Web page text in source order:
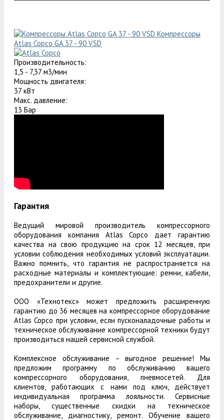
Компрессоры
Atlas Copco GA 37 - 90 VSD
Производительность:
1,5 - 7,37 м3/мин
Мощность двигателя:
37 кВт
Макс. давление:
13 Бар
Гарантия
Ведущий мировой производитель компрессорного
оборудования компания Atlas Copco дает гарантию
качества на свою продукцию на срок 12 месяцев, при
условии соблюдения необходимых условий эксплуатации.
Важно помнить, что гарантия не распространяется на
расходные материалы и комплектующие: ремни, кабели,
предохранители и другие.
ООО «Технотекс» может предложить расширенную
гарантию до 36 месяцев на компрессорное оборудование
Atlas Copco при условии, если пусконаладочные работы и
техническое обслуживание компрессорной техники будут
производиться нашей сервисной службой.
Комплексное обслуживание – выгодное решение! Мы
предложим программу по обслуживанию вашего
компрессорного оборудования, пневмосетей. Для
клиентов, работающих с нами под ключ, действует
индивидуальная программа лояльности. Сервисные
наборы, существенные скидки на техническое
обслуживание, диагностику, ремонт. Обучение вашего